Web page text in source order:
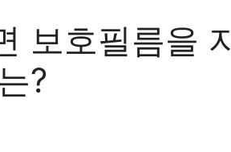
보호필름을
?